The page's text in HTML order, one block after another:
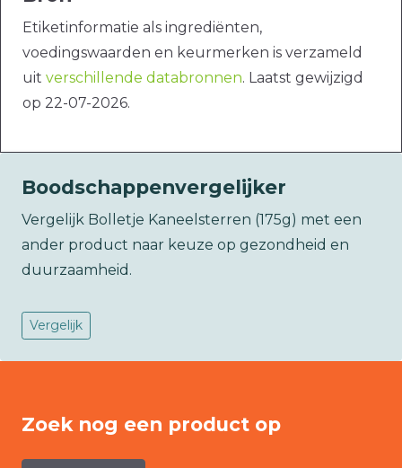
Etiketinformatie als ingrediënten,
voedingswaarden en keurmerken is verzameld
uit verschillende databronnen. Laatst gewijzigd
op 22-07-2026.
Boodschappenvergelijker
Vergelijk Bolletje Kaneelsterren (175g) met een
ander product naar keuze op gezondheid en
duurzaamheid.
Vergelijk
Zoek nog een product op